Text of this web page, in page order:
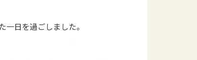
日を過ごしました。